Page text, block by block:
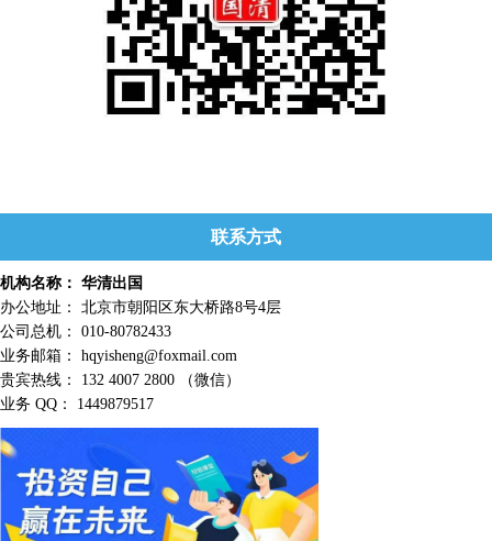
联系方式
机构名称： 华清出国
办公地址： 北京市朝阳区东大桥路8号4层
公司总机： 010-80782433
业务邮箱： hqyisheng@foxmail.com
贵宾热线： 132 4007 2800 （微信）
业务 QQ： 1449879517